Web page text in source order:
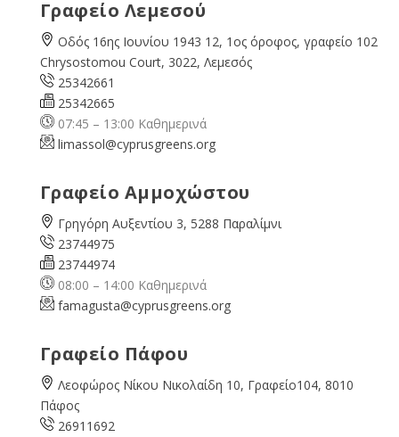
Γραφείο Λεμεσού
Οδός 16ης Ιουνίου 1943 12, 1ος όροφος, γραφείο 102
Chrysostomou Court, 3022, Λεμεσός
25342661
25342665
07:45 – 13:00 Καθημερινά
limassol@cyprusgreens.org
Γραφείο Αμμοχώστου
Γρηγόρη Αυξεντίου 3, 5288 Παραλίμνι
23744975
23744974
08:00 – 14:00 Καθημερινά
famagusta@cyprusgreens.org
Γραφείο Πάφου
Λεοφώρος Νίκου Νικολαίδη 10, Γραφείο104, 8010
Πάφος
26911692